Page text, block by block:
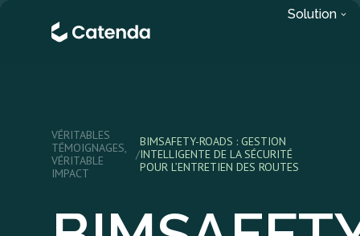
Solution
VÉRITABLES
TÉMOIGNAGES,
VÉRITABLE
IMPACT
/
BIMSAFETY-ROADS : GESTION
INTELLIGENTE DE LA SÉCURITÉ
POUR L’ENTRETIEN DES ROUTES